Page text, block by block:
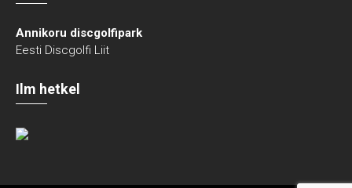
Annikoru discgolfipark
Eesti Discgolfi Liit
Ilm hetkel